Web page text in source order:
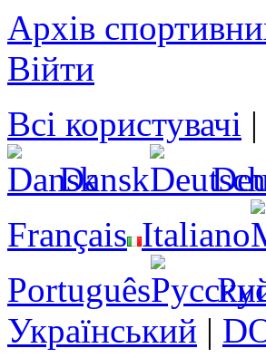
Архів
Війти
Всі користувачі |
Dansk
Français Italiano
Português
Український |